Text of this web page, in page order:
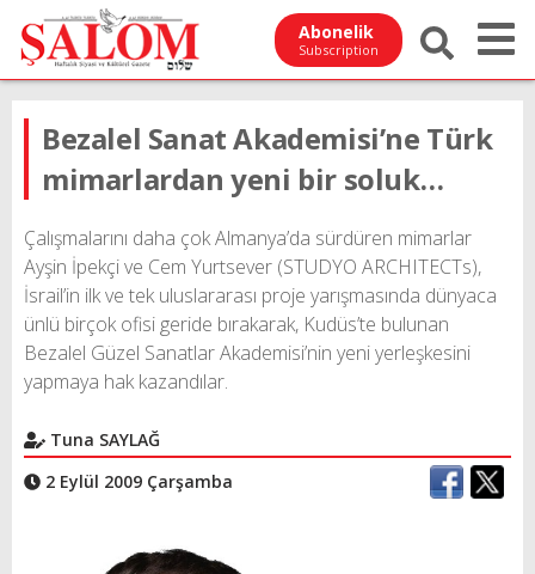
Abonelik
Subscription
Bezalel Sanat Akademisi’ne Türk
mimarlardan yeni bir soluk…
Çalışmalarını daha çok Almanya’da sürdüren mimarlar
Ayşin İpekçi ve Cem Yurtsever (STUDYO ARCHITECTs),
İsrail’in ilk ve tek uluslararası proje yarışmasında dünyaca
ünlü birçok ofisi geride bırakarak, Kudüs’te bulunan
Bezalel Güzel Sanatlar Akademisi’nin yeni yerleşkesini
yapmaya hak kazandılar.
Tuna SAYLAĞ
2 Eylül 2009 Çarşamba